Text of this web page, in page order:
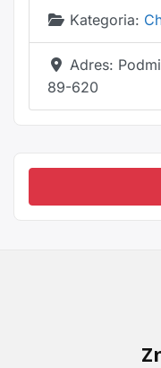
Kategoria:
Adres:
89-620